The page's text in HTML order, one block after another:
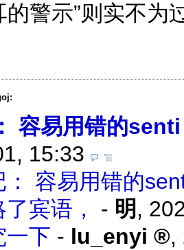
的警示”则实不为
容易用错的
15:33
： 容易用错的
宾语，
- 明 ,
一下 - lu_enyi ,